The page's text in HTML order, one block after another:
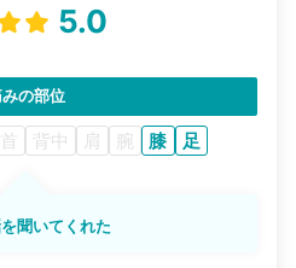
5.0
の部位
背中 肩 腕 膝 足
聞いてくれた